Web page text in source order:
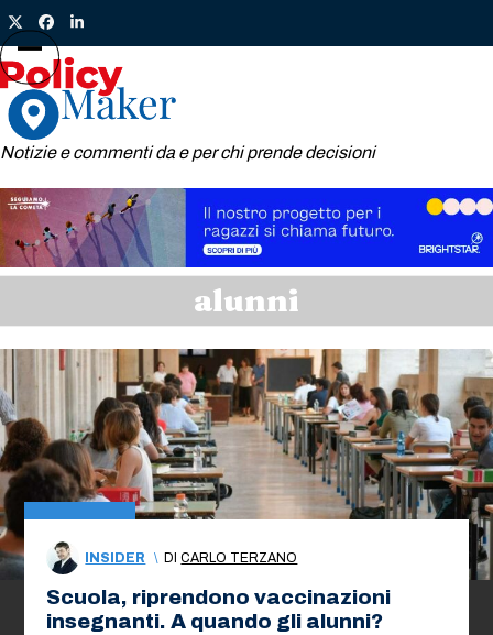
Skip
to
content
TwitterFacebook
LinkedIn
Notizie e commenti da e per chi prende decisioni
Open
mobile
menu
Close
mobile
menu
alunni
INSIDER \ DICARLO TERZANO
Scuola, riprendono vaccinazioni
insegnanti. A quando gli alunni?